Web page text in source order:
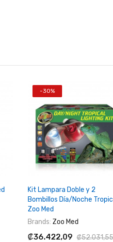
-30%
+ Agregar Al Carrito
Kit Lampara Doble y 2
Bombillos Día/Noche
Zoo Med
Brands: Zoo Med
₡36.422,09 ₡52.031,55